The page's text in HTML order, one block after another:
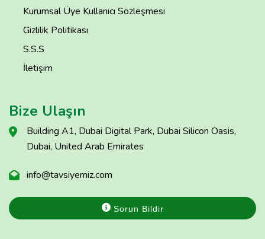
Kurumsal Üye Kullanıcı Sözleşmesi
Gizlilik Politikası
S.S.S
İletişim
Bize Ulaşın
Building A1, Dubai Digital Park, Dubai Silicon Oasis,
Dubai, United Arab Emirates
info@tavsiyemiz.com
Sorun Bildir